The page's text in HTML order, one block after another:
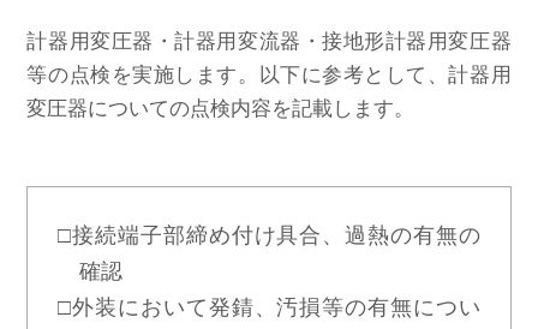
計器用変圧器・計器用変流器・接地形計器用変圧器
等の点検を実施します。以下に参考として、計器用
変圧器についての点検内容を記載します。
□接続端子部締め付け具合、過熱の有無の
確認
□外装において発錆、汚損等の有無につい